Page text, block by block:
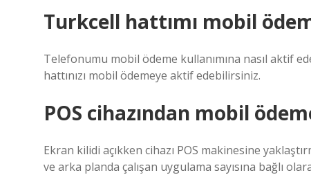
Turkcell hattımı mobil
Telefonumu mobil ödeme kullanımına nasıl aktif
hattınızı mobil ödemeye aktif edebilirsiniz.
POS cihazından mobil
Ekran kilidi açıkken cihazı POS makinesine
ve arka planda çalışan uygulama sayısına bağlı